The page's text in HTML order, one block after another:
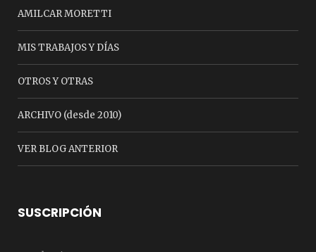
AMILCAR MORETTI
MIS TRABAJOS Y DÍAS
OTROS Y OTRAS
ARCHIVO (desde 2010)
VER BLOG ANTERIOR
SUSCRIPCIÓN